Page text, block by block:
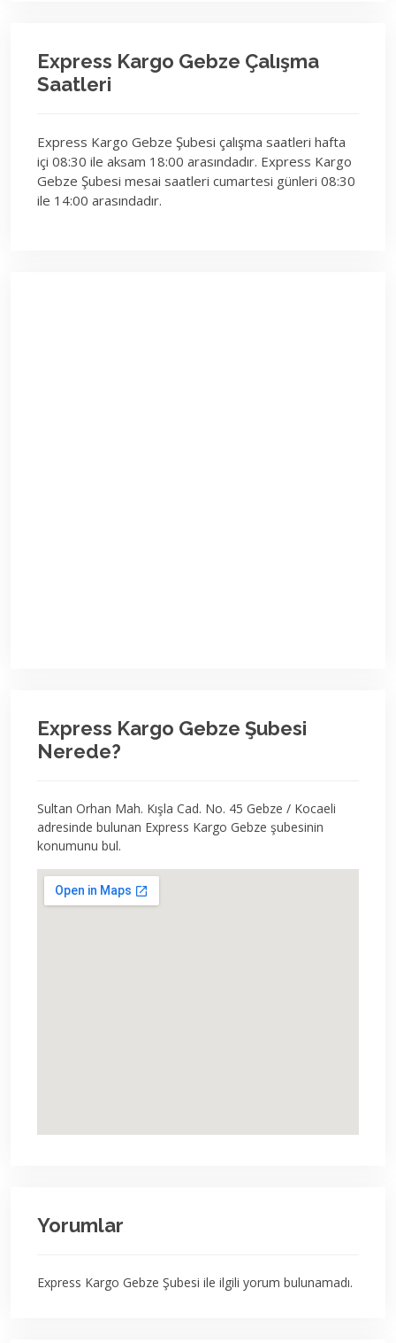
Express Kargo Gebze Çalışma
Saatleri
Express Kargo Gebze Şubesi çalışma saatleri hafta
içi 08:30 ile aksam 18:00 arasındadır. Express Kargo
Gebze Şubesi mesai saatleri cumartesi günleri 08:30
ile 14:00 arasındadır.
Express Kargo Gebze Şubesi
Nerede?
Sultan Orhan Mah. Kışla Cad. No. 45 Gebze / Kocaeli
adresinde bulunan Express Kargo Gebze şubesinin
konumunu bul.
Yorumlar
Express Kargo Gebze Şubesi ile ilgili yorum bulunamadı.